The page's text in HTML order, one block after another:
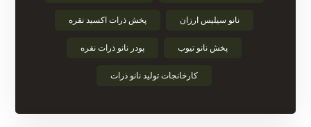
نانو سیلیس ارزان پخش ذرات اکسید نقره
پخش نانو تیوب پودر نانو ذرات نقره
کارخانجات تولید نانو ذرات